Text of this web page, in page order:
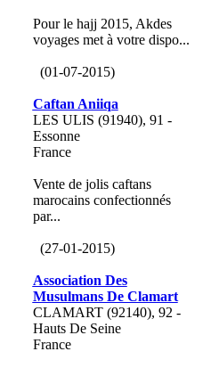
Pour le hajj 2015, Akdes
voyages met à votre dispo...
(01-07-2015)
Caftan Aniiqa
LES ULIS (91940), 91 -
Essonne
France
Vente de jolis caftans
marocains confectionnés
par...
(27-01-2015)
Association Des
Musulmans De Clamart
CLAMART (92140), 92 -
Hauts De Seine
France